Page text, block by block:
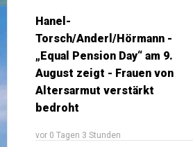
Hanel-
Torsch/Anderl/Hörmann -
„Equal Pension Day“ am 9.
August zeigt - Frauen von
Altersarmut verstärkt
bedroht
vor 0 Tagen 3 Stunden